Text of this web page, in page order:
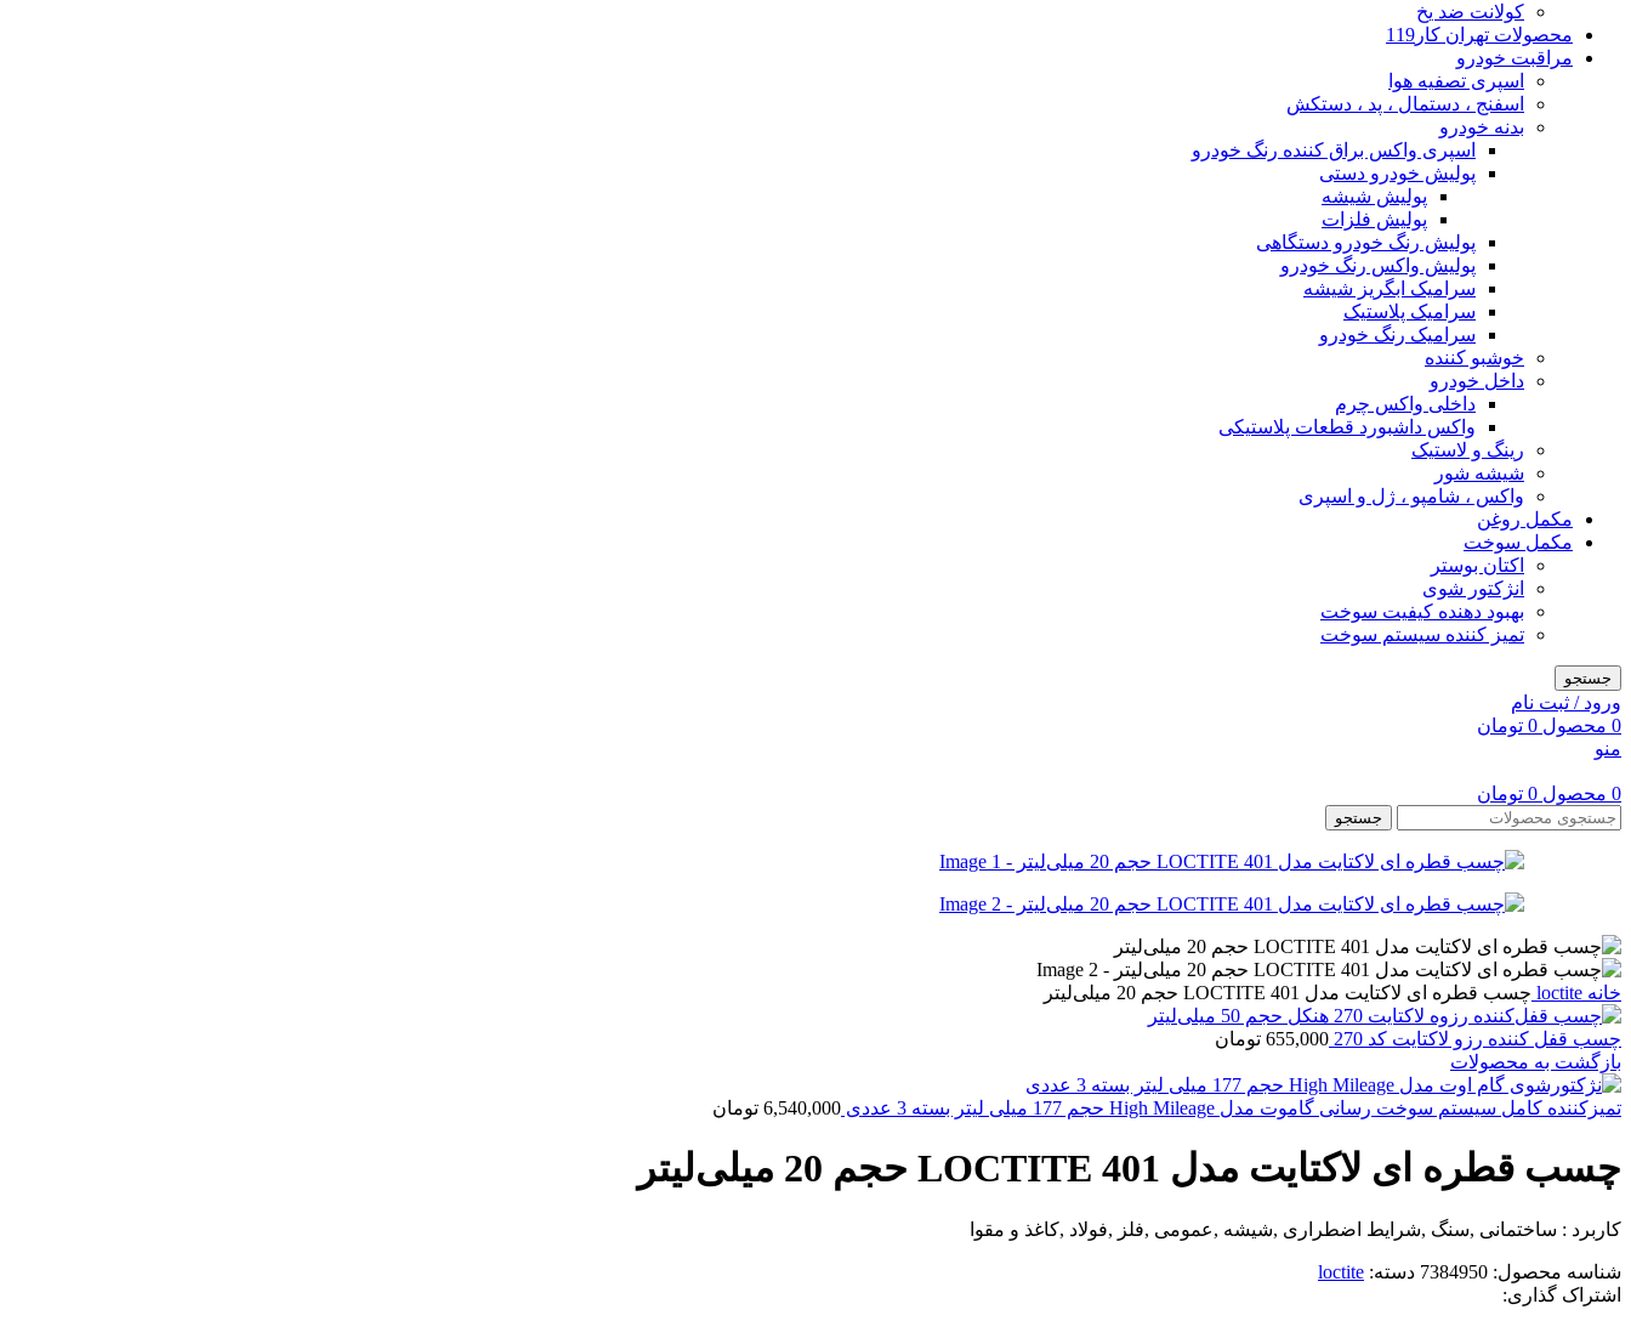
کولانت ضد یخ
محصولات تهران کار119
مراقبت خودرو
اسپری تصفیه هوا
اسفنج ، دستمال ، پد ، دستکش
بدنه خودرو
اسپری واکس براق کننده رنگ خودرو
پولیش خودرو دستی
پولیش شیشه
پولیش فلزات
پولیش رنگ خودرو دستگاهی
پولیش واکس رنگ خودرو
سرامیک ابگریز شیشه
سرامیک پلاستیک
سرامیک رنگ خودرو
خوشبو کننده
داخل خودرو
داخلی واکس چرم
واکس داشبورد قطعات پلاستیکی
رینگ و لاستیک
شیشه شور
واکس ، شامپو ، ژل و اسپری
مکمل روغن
مکمل سوخت
اکتان بوستر
انژکتور شوی
بهبود دهنده کیفیت سوخت
تمیز کننده سیستم سوخت
جستجو
ورود / ثبت نام
0 محصول 0 تومان
منو
0 محصول 0 تومان
جستجو
خانه loctite چسب قطره ای لاکتایت مدل LOCTITE 401 حجم 20 میلی‌لیتر
چسب قفل کننده رزو لاکتایت کد 270 655,000 تومان
بازگشت به محصولات
تمیزکننده کامل سیستم سوخت رسانی گاموت مدل High Mileage حجم 177 میلی لیتر بسته 3 عددی 6,540,000 تومان
چسب قطره ای لاکتایت مدل LOCTITE 401 حجم 20 میلی‌لیتر
کاربرد : ساختمانی ,سنگ ,شرایط اضطراری ,شیشه ,عمومی ,فلز ,فولاد ,کاغذ و مقوا
شناسه محصول: 7384950 دسته: loctite
اشتراک گذاری: